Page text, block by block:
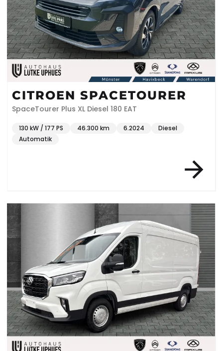
CITROEN SPACETOURER
SpaceTourer Plus XL Diesel 180 EAT
130 kW / 177 PS 46.300 km 6.2024
Diesel
Automatik